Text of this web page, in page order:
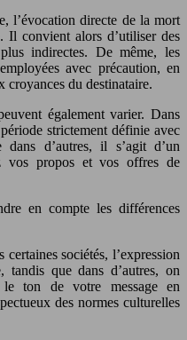
l’évocation directe de la mort
Il convient alors d’utiliser des
indirectes. De même, les
avec précaution, en
croyances du destinataire.
également varier. Dans
strictement définie avec
d’autres, il s’agit d’un
vos propos et vos offres de
en compte les différences
sociétés, l’expression
tandis que dans d’autres, on
ton de votre message en
des normes culturelles